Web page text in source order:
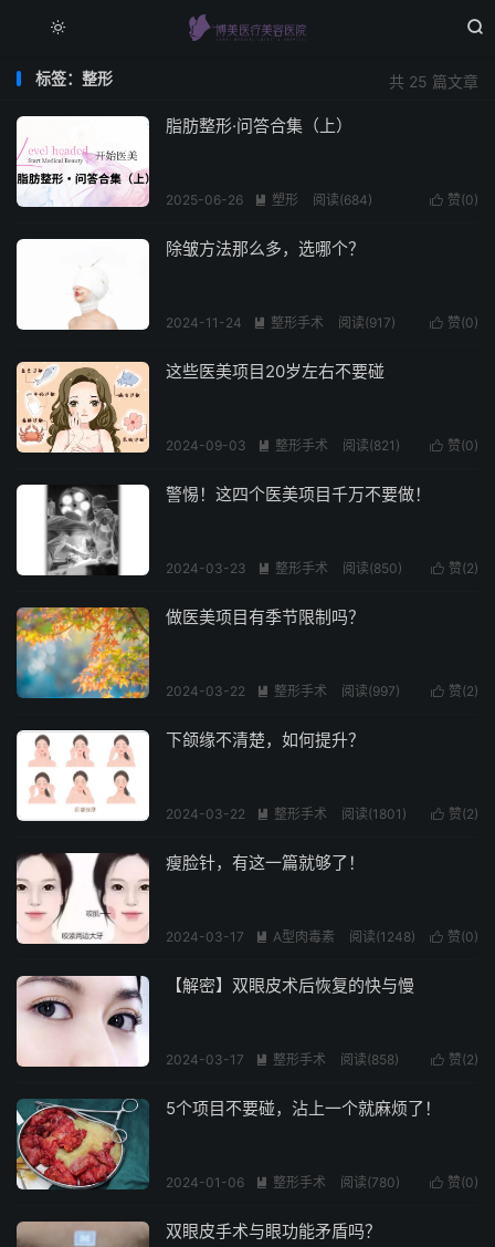


共 25 篇文章
标签：整形
脂肪整形·问答合集（上）
 赞(0)
2025-06-26  塑形 阅读(684)
除皱方法那么多，选哪个？
 赞(0)
2024-11-24  整形手术 阅读(917)
这些医美项目20岁左右不要碰
 赞(0)
2024-09-03  整形手术 阅读(821)
警惕！这四个医美项目千万不要做！
 赞(2)
2024-03-23  整形手术 阅读(850)
做医美项目有季节限制吗？
 赞(2)
2024-03-22  整形手术 阅读(997)
下颌缘不清楚，如何提升？
 赞(2)
2024-03-22  整形手术 阅读(1801)
瘦脸针，有这一篇就够了！
 赞(0)
2024-03-17  A型肉毒素 阅读(1248)
【解密】双眼皮术后恢复的快与慢
 赞(2)
2024-03-17  整形手术 阅读(858)
5个项目不要碰，沾上一个就麻烦了！
 赞(0)
2024-01-06  整形手术 阅读(780)
双眼皮手术与眼功能矛盾吗？